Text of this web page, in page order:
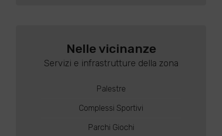
Nelle vicinanze
Servizi e infrastrutture della zona
Palestre
Complessi Sportivi
Parchi Giochi